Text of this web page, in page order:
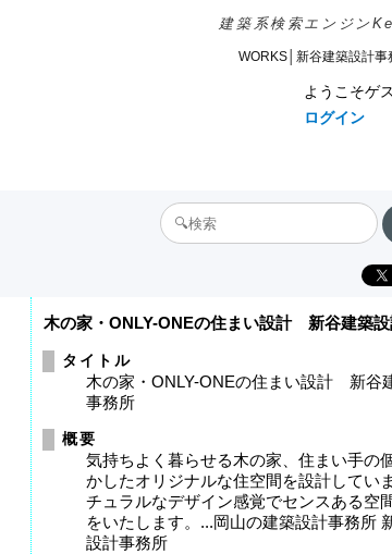
建築系検索エンジン
WORKS│新谷建築設計事
ようこそゲ
ログイン
木の家・ONLY-ONEの住まい設計 新谷建築
タイトル
木の家・ONLY-ONEの住まい設計 新谷
事務所
概要
気持ちよく暮らせる木の家、住まい手の
かしたオリジナルな住空間を設計してい
チュラルなデザイン感覚でセンスある空
をいたします。...岡山の建築設計事務所
設計事務所